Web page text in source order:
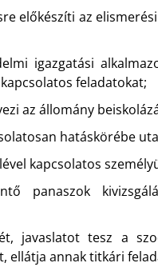
előkészíti az
igazgatási
feladatokat;
az állomány
hatáskörébe
kapcsolatos
panaszok
javaslatot tesz a
ellátja annak titkári